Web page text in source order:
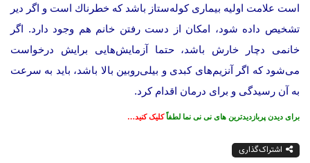
است علامت اولیه بیماری كوله‌ستاز باشد كه خطرناك است و اگر دیر
تشخیص داده شود، امكان از دست رفتن خانم هم وجود دارد. اگر
خانمی دچار خارش باشد، حتما آزمایش‌هایی برایش درخواست
می‌شود كه اگر آنزیم‌های كبدی و بیلی‌روبین بالا باشد، باید به سرعت
به آن رسیدگی و برای درمان اقدام كرد.
برای دیدن پربازدیدترین های نی نی نما لطفاًکلیک کنید…
اشتراک‌گذاری